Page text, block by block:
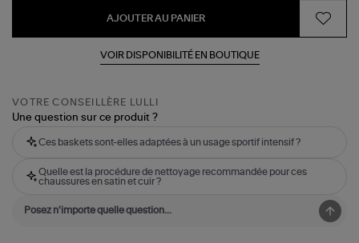
AJOUTER AU PANIER
VOIR DISPONIBILITÉ EN BOUTIQUE
VOTRE CONSEILLÈRE LULLI
Une question sur ce produit ?
Ces baskets sont-elles adaptées à un usage sportif intensif ?
Quelle est la procédure de nettoyage recommandée pour ces
chaussures en satin et cuir ?